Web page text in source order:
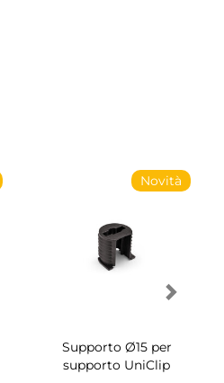
Novità
Supporto Ø15 per
supporto UniClip